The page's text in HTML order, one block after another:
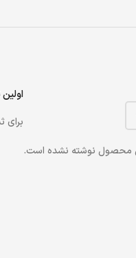
محصول نوشته نشده است.
اولین
برای